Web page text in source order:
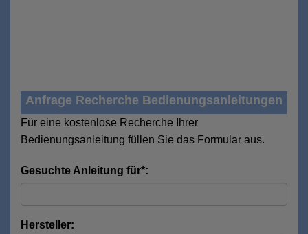
Anfrage Recherche Bedienungsanleitungen
Für eine kostenlose Recherche Ihrer
Bedienungsanleitung füllen Sie das Formular aus.
Gesuchte Anleitung für*:
Hersteller: